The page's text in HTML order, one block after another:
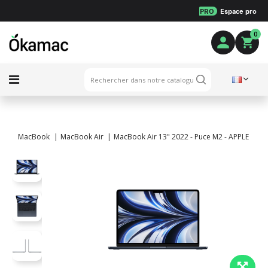
PRO Espace pro
0
MacBook MacBook Air MacBook Air 13" 2022 - Puce M2 - APPLE